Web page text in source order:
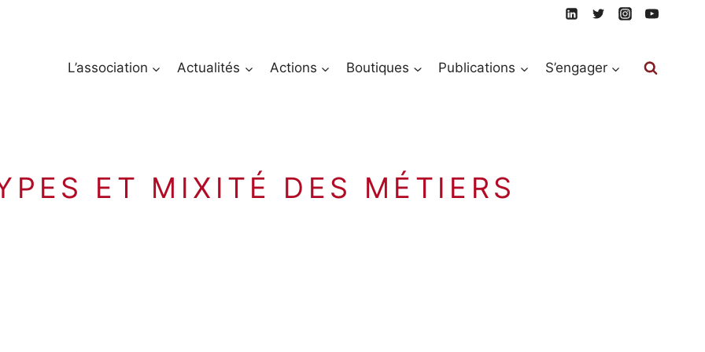
L’association
Actualités Actions Boutiques Publications S’engager
ET MIXITÉ DES MÉTIERS